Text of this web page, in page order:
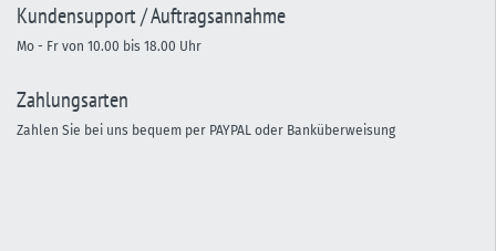
Kundensupport / Auftragsannahme
Mo - Fr von 10.00 bis 18.00 Uhr
Zahlungsarten
Zahlen Sie bei uns bequem per PAYPAL oder Banküberweisung